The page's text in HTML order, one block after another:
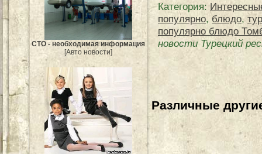
СТО - необходимая информация
[Авто новости]
Категория:
популярно, блюдо,
популярно блюдо
новости Турецкий
Различные